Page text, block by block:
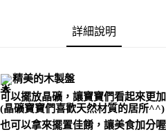
7-11取貨付款
賣家宅配幫您送（台灣）
每筆NT$80，滿NT$3,000(含以上)免
詳細說明
精美的木製盤
可以擺放晶礦，讓寶寶們看起來更
(晶礦寶寶們喜歡天然材質的居所^^)
也可以拿來擺置佳餚，讓美食加分